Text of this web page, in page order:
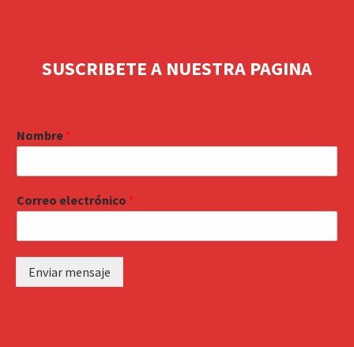
SUSCRIBETE A NUESTRA PAGINA
Nombre *
Correo electrónico *
Enviar mensaje